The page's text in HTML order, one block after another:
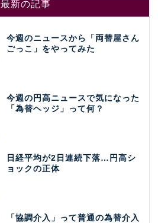
最新の記事
今週のニュースから「両替屋さん
ごっこ」をやってみた
今週の円高ニュースで気になった
「為替ヘッジ」って何？
日経平均が2日連続下落…円高シ
ョックの正体
「協調介入」って普通の為替介入